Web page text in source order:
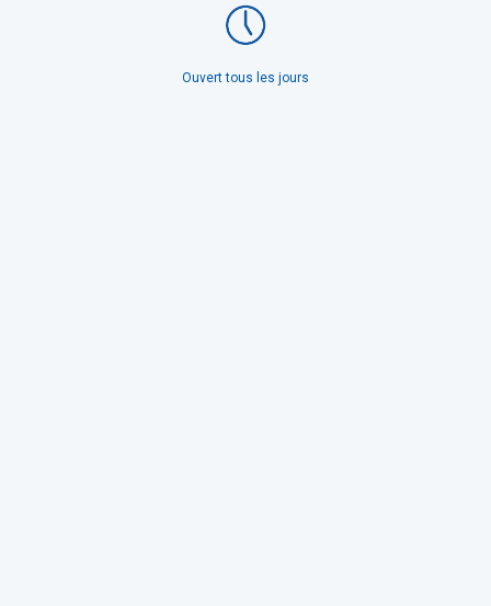
Ouvert tous les jours